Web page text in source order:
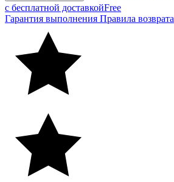
с бесплатной доставкойFree
Гарантия выполнения Правила возврата